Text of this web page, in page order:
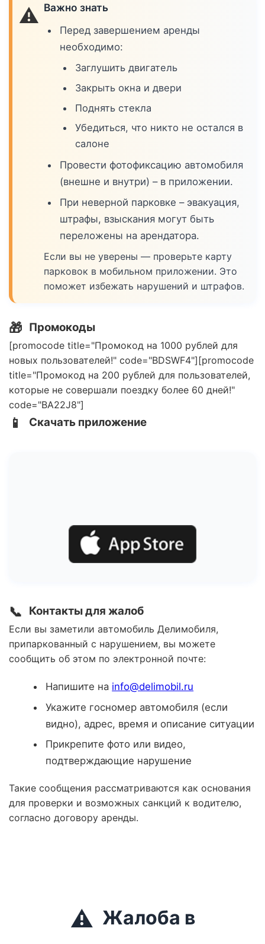
⚠️ Важно знать
Перед завершением аренды
необходимо:
Заглушить двигатель
Закрыть окна и двери
Поднять стекла
Убедиться, что никто не остался в
салоне
Провести фотофиксацию автомобиля
(внешне и внутри) – в приложении.
При неверной парковке – эвакуация,
штрафы, взыскания могут быть
переложены на арендатора.
Если вы не уверены — проверьте карту
парковок в мобильном приложении. Это
поможет избежать нарушений и штрафов.
🎁 Промокоды
[promocode title="Промокод на 1000 рублей для
новых пользователей!" code="BDSWF4"][promocode
title="Промокод на 200 рублей для пользователей,
которые не совершали поездку более 60 дней!"
code="BA22J8"]
📱 Скачать приложение
📞 Контакты для жалоб
Если вы заметили автомобиль Делимобиля,
припаркованный с нарушением, вы можете
сообщить об этом по электронной почте:
Напишите на info@delimobil.ru
Укажите госномер автомобиля (если
видно), адрес, время и описание ситуации
Прикрепите фото или видео,
подтверждающие нарушение
Такие сообщения рассматриваются как основания
для проверки и возможных санкций к водителю,
согласно договору аренды.
⚠️ Жалоба в